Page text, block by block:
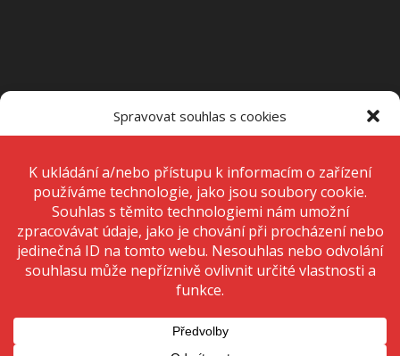
Spravovat souhlas s cookies
technologie, jako jsou soubory cookie. Děláme to, abychom zlepšili
zážitek z prohlížení a zobrazovali personalizované reklamy. Souhlas s
těmito technologiemi nám umožní zpracovávat údaje, jako je chování
při procházení nebo jedinečná ID na tomto webu. Nesouhlas nebo
odvolání souhlasu může nepříznivě ovlivnit určité vlastnosti a funkce.
Přijmout
Odmítnout
Pondělí – Pátek7:00 – 15:00
SobotaZavřeno
Neděle Zavřeno